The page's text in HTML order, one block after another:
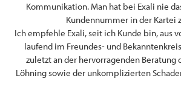
Kommunikation. Man hat bei Exali nie
Kundennummer in der Kartei
Ich empfehle Exali, seit ich Kunde bin, aus
laufend im Freundes- und
zuletzt an der hervorragenden Beratung
Löhning sowie der unkomplizierten